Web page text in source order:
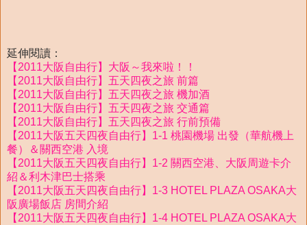
延伸閱讀：
【2011大阪自由行】大阪～我來啦！！
【2011大阪自由行】五天四夜之旅 前篇
【2011大阪自由行】五天四夜之旅 機加酒
【2011大阪自由行】五天四夜之旅 交通篇
【2011大阪自由行】五天四夜之旅 行前預備
【2011大阪五天四夜自由行】1-1 桃園機場 出發（華航機上
餐）＆關西空港 入境
【2011大阪五天四夜自由行】1-2 關西空港、大阪周遊卡介
紹＆利木津巴士搭乘
【2011大阪五天四夜自由行】1-3 HOTEL PLAZA OSAKA大
阪廣場飯店 房間介紹
【2011大阪五天四夜自由行】1-4 HOTEL PLAZA OSAKA大